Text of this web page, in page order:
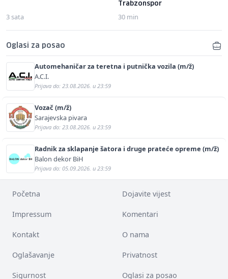
3 sata
Trabzonspor
30 min
Oglasi za posao
Automehaničar za teretna i putnička vozila (m/ž)
A.C.I.
Prijava do: 23.08.2026. u 23:59
Vozač (m/ž)
Sarajevska pivara
Prijava do: 23.08.2026. u 23:59
Radnik za sklapanje šatora i druge prateće opreme (m/ž)
Balon dekor BiH
Prijava do: 05.09.2026. u 23:59
Početna Dojavite vijest
Impressum Komentari
Kontakt O nama
Oglašavanje Privatnost
Sigurnost Oglasi za posao